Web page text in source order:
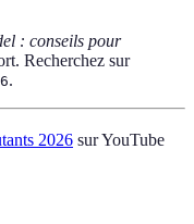
: conseils pour
Recherchez sur
.
2026 sur YouTube